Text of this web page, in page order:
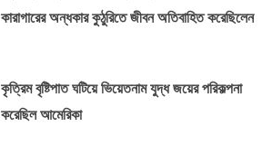
কারাগারের অন্ধকার কুঠুরিতে জীবন অতিবাহিত করেছিলেন
কৃত্রিম বৃষ্টিপাত ঘটিয়ে ভিয়েতনাম যুদ্ধ জয়ের পরিকল্পনা
করেছিল আমেরিকা